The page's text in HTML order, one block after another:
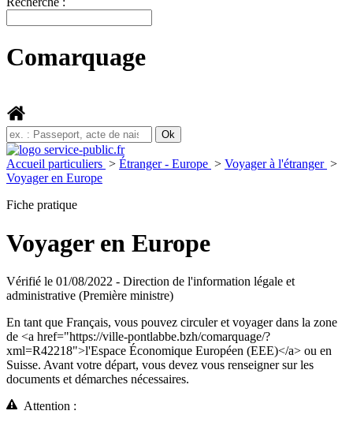
Comarquage
Accueil particuliers > Étranger - Europe > Voyager à l'étranger >
Voyager en Europe
Fiche pratique
Voyager en Europe
Vérifié le 01/08/2022 - Direction de l'information légale et
administrative (Première ministre)
En tant que Français, vous pouvez circuler et voyager dans la zone
de <a href="https://ville-pontlabbe.bzh/comarquage/?
xml=R42218">l'Espace Économique Européen (EEE)</a> ou en
Suisse. Avant votre départ, vous devez vous renseigner sur les
documents et démarches nécessaires.
Attention :